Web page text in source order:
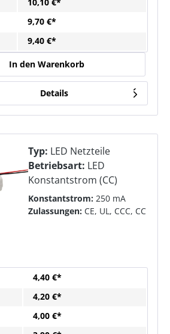
9,70 €*
9,40 €*
In den Warenkorb
Details
Typ: LED Netzteile
Betriebsart: LED
Konstantstrom (CC)
Konstantstrom: 250 mA
Zulassungen: CE, UL, CCC, CC
4,40 €*
4,20 €*
4,00 €*